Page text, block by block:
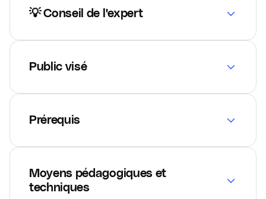
💡 Conseil de l'expert
Public visé
Prérequis
Moyens pédagogiques et
techniques